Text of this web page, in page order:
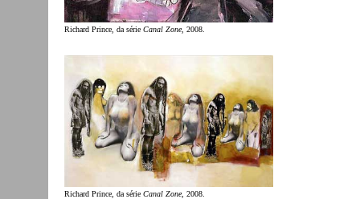
Richard Prince, da série Canal Zone, 2008.
Richard Prince, da série Canal Zone, 2008.